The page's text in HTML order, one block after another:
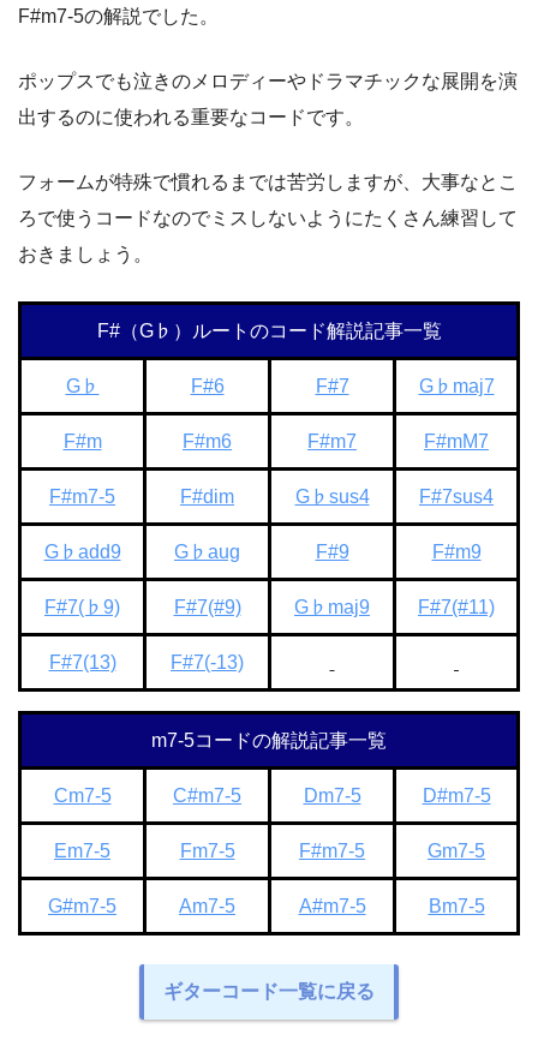
F#m7-5の解説でした。
ポップスでも泣きのメロディーやドラマチックな展開を演
出するのに使われる重要なコードです。
フォームが特殊で慣れるまでは苦労しますが、大事なとこ
ろで使うコードなのでミスしないようにたくさん練習して
おきましょう。
F#（G♭）ルートのコード解説記事一覧
G♭ F#6 F#7 G♭maj7
F#m F#m6 F#m7 F#mM7
F#m7-5 F#dim G♭sus4 F#7sus4
G♭add9 G♭aug F#9 F#m9
F#7(♭9) F#7(#9) G♭maj9 F#7(#11)
F#7(13) F#7(-13)
m7-5コードの解説記事一覧
Cm7-5 C#m7-5 Dm7-5 D#m7-5
Em7-5 Fm7-5 F#m7-5 Gm7-5
G#m7-5 Am7-5 A#m7-5 Bm7-5
ギターコード一覧に戻る